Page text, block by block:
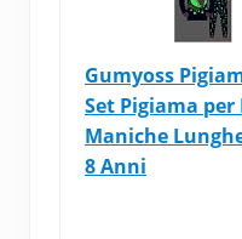
Gumyoss
Set Pigiama
Maniche
8 Anni